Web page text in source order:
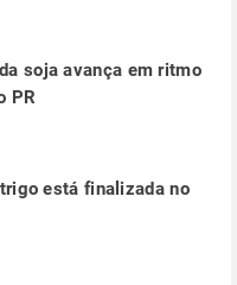
soja avança em ritmo
PR
está finalizada no